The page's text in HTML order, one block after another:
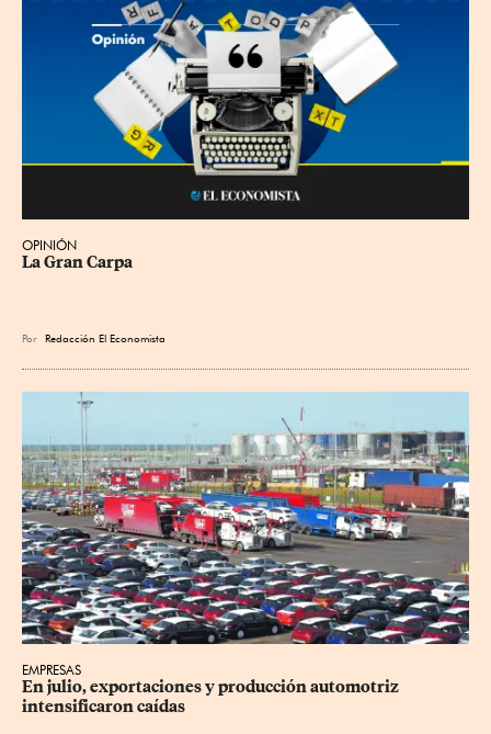
OPINIÓN
La Gran Carpa
Por Redacción El Economista
EMPRESAS
En julio, exportaciones y producción automotriz
intensificaron caídas